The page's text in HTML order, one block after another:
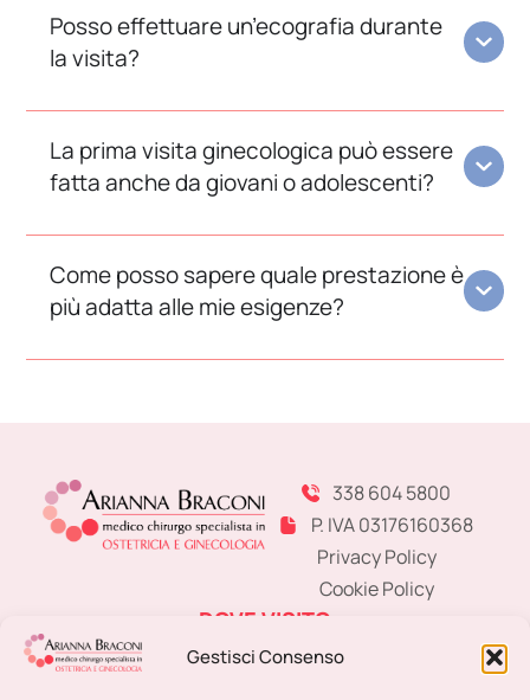
Gestisci Consenso
Posso effettuare un’ecografia durante
la visita?
La prima visita ginecologica può essere
fatta anche da giovani o adolescenti?
Come posso sapere quale prestazione è
più adatta alle mie esigenze?
338 604 5800
P. IVA 03176160368
Privacy Policy
Cookie Policy
DOVE VISITO
MODENA
Studio Medico Specialistico